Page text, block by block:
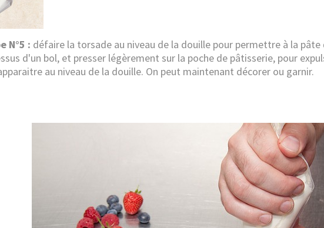
N°5 : défaire la torsade au niveau de la douille pour permettre à la
d'un bol, et presser légèrement sur la poche de pâtisserie, pour
au niveau de la douille. On peut maintenant décorer ou garnir.